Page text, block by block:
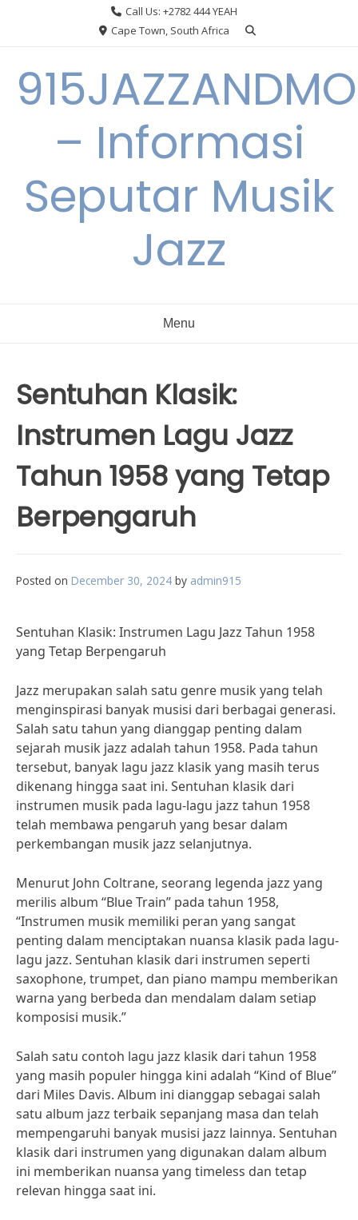
Call Us: +2782 444 YEAH
Cape Town, South Africa
– Informasi
Seputar Musik
Jazz
Menu
Sentuhan Klasik:
Instrumen Lagu Jazz
Tahun 1958 yang Tetap
Berpengaruh
Posted on December 30, 2024 by admin915
Sentuhan Klasik: Instrumen Lagu Jazz Tahun 1958
yang Tetap Berpengaruh
Jazz merupakan salah satu genre musik yang telah
menginspirasi banyak musisi dari berbagai generasi.
Salah satu tahun yang dianggap penting dalam
sejarah musik jazz adalah tahun 1958. Pada tahun
tersebut, banyak lagu jazz klasik yang masih terus
dikenang hingga saat ini. Sentuhan klasik dari
instrumen musik pada lagu-lagu jazz tahun 1958
telah membawa pengaruh yang besar dalam
perkembangan musik jazz selanjutnya.
Menurut John Coltrane, seorang legenda jazz yang
merilis album “Blue Train” pada tahun 1958,
“Instrumen musik memiliki peran yang sangat
penting dalam menciptakan nuansa klasik pada lagu-
lagu jazz. Sentuhan klasik dari instrumen seperti
saxophone, trumpet, dan piano mampu memberikan
warna yang berbeda dan mendalam dalam setiap
komposisi musik.”
Salah satu contoh lagu jazz klasik dari tahun 1958
yang masih populer hingga kini adalah “Kind of Blue”
dari Miles Davis. Album ini dianggap sebagai salah
satu album jazz terbaik sepanjang masa dan telah
mempengaruhi banyak musisi jazz lainnya. Sentuhan
klasik dari instrumen yang digunakan dalam album
ini memberikan nuansa yang timeless dan tetap
relevan hingga saat ini.